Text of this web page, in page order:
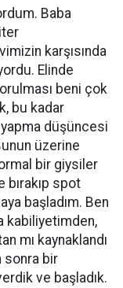
Baba
karşısında
Elinde
beni çok
bu kadar
düşüncesi
üzerine
bir giysiler
bırakıp spot
başladım. Ben
kabiliyetimden,
mı kaynaklandı
sonra bir
ve başladık.